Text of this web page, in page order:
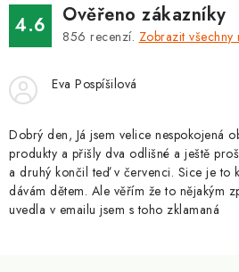
ZNAČKY
Kontakty Slovník pojmů
Podmínky ochrany osobních údajů
Slevový systém
Vše o nákupu
4.6 Ověřeno zákazníky
856 recenzí. Zobrazit všechny
Eva Pospíšilová
Dobrý den, Já jsem velice nespokojená
produkty a přišly dva odlišné a ještě
a druhý končil teď v červenci. Sice je to
dávám dětem. Ale věřím že to nějakým
uvedla v emailu jsem s toho zklamaná